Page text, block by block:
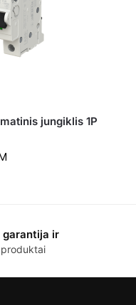
jungiklis 1P
garantija ir